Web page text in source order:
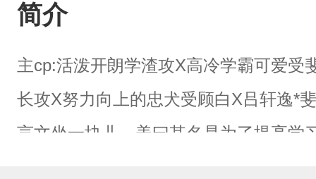
简介
主cp:活泼开朗学渣攻X高冷学霸可爱受
长攻X努力向上的忠犬受顾白X吕轩逸*
言文坐一块儿，美曰其名是为了提高学